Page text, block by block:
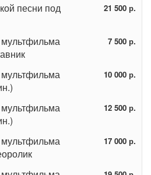
песни под
21 500 р.
7 500 р.
10 000 р.
12 500 р.
17 000 р.